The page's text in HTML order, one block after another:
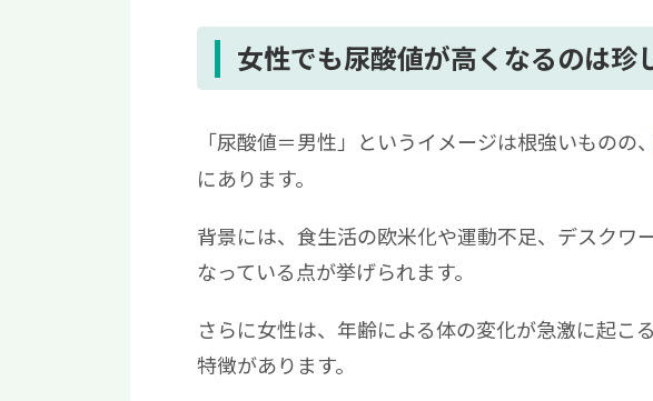
女性でも尿酸値が高くなるのは珍
「尿酸値＝男性」というイメージは根強いものの、
にあります。
背景には、食生活の欧米化や運動不足、デスクワ
なっている点が挙げられます。
さらに女性は、年齢による体の変化が急激に起こ
特徴があります。